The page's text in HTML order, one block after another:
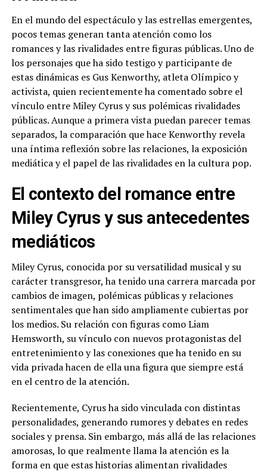
En el mundo del espectáculo y las estrellas emergentes,
pocos temas generan tanta atención como los
romances y las rivalidades entre figuras públicas. Uno de
los personajes que ha sido testigo y participante de
estas dinámicas es Gus Kenworthy, atleta Olímpico y
activista, quien recientemente ha comentado sobre el
vínculo entre Miley Cyrus y sus polémicas rivalidades
públicas. Aunque a primera vista puedan parecer temas
separados, la comparación que hace Kenworthy revela
una íntima reflexión sobre las relaciones, la exposición
mediática y el papel de las rivalidades en la cultura pop.
El contexto del romance entre
Miley Cyrus y sus antecedentes
mediáticos
Miley Cyrus, conocida por su versatilidad musical y su
carácter transgresor, ha tenido una carrera marcada por
cambios de imagen, polémicas públicas y relaciones
sentimentales que han sido ampliamente cubiertas por
los medios. Su relación con figuras como Liam
Hemsworth, su vínculo con nuevos protagonistas del
entretenimiento y las conexiones que ha tenido en su
vida privada hacen de ella una figura que siempre está
en el centro de la atención.
Recientemente, Cyrus ha sido vinculada con distintas
personalidades, generando rumores y debates en redes
sociales y prensa. Sin embargo, más allá de las relaciones
amorosas, lo que realmente llama la atención es la
forma en que estas historias alimentan rivalidades